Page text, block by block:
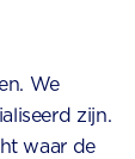
We
zijn.
waar de